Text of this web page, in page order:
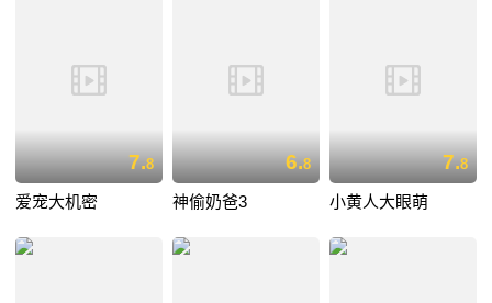
7.8
爱宠大机密
6.8
神偷奶爸3
7.8
小黄人大眼萌